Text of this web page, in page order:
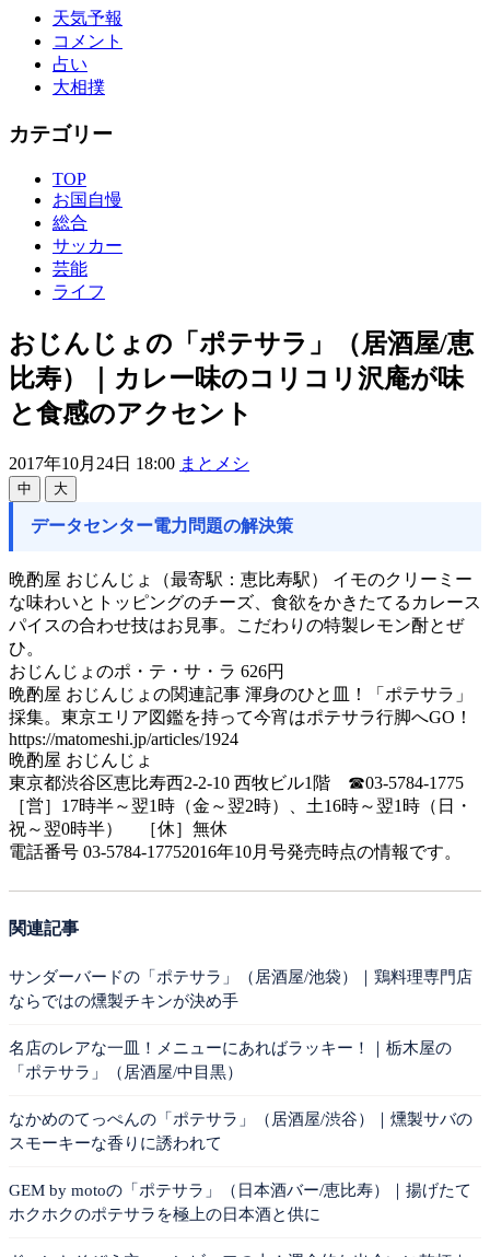
天気予報
コメント
占い
大相撲
カテゴリー
TOP
お国自慢
総合
サッカー
芸能
ライフ
おじんじょの「ポテサラ」（居酒屋/恵
比寿）｜カレー味のコリコリ沢庵が味
と食感のアクセント
2017年10月24日 18:00 まとメシ
中 大
データセンター電力問題の解決策
晩酌屋 おじんじょ（最寄駅：恵比寿駅） イモのクリーミー
な味わいとトッピングのチーズ、食欲をかきたてるカレース
パイスの合わせ技はお見事。こだわりの特製レモン酎とぜ
ひ。
おじんじょのポ・テ・サ・ラ 626円
晩酌屋 おじんじょの関連記事 渾身のひと皿！「ポテサラ」
採集。東京エリア図鑑を持って今宵はポテサラ行脚へGO！
https://matomeshi.jp/articles/1924
晩酌屋 おじんじょ
東京都渋谷区恵比寿西2-2-10 西牧ビル1階 ☎03-5784-1775
［営］17時半～翌1時（金～翌2時）、土16時～翌1時（日・
祝～翌0時半） ［休］無休
電話番号 03-5784-17752016年10月号発売時点の情報です。
関連記事
サンダーバードの「ポテサラ」（居酒屋/池袋）｜鶏料理専門店
ならではの燻製チキンが決め手
名店のレアな一皿！メニューにあればラッキー！｜栃木屋の
「ポテサラ」（居酒屋/中目黒）
なかめのてっぺんの「ポテサラ」（居酒屋/渋谷）｜燻製サバの
スモーキーな香りに誘われて
GEM by motoの「ポテサラ」（日本酒バー/恵比寿）｜揚げたて
ホクホクのポテサラを極上の日本酒と供に